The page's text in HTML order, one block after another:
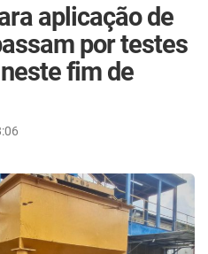
aplicação de
por testes
fim de